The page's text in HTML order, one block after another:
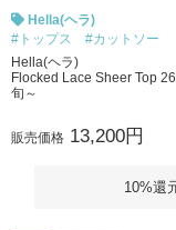
Hella(ヘラ)
#トップス
#カットソー
Hella(ヘラ)
Flocked Lace Sheer Top
旬～
販売価格 13,200円
10%還